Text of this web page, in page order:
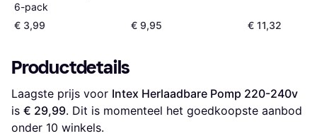
6-pack
€ 3,99
€ 9,95 € 11,32
Productdetails
Laagste prijs voor Intex Herlaadbare Pomp 220-240v
is € 29,99. Dit is momenteel het goedkoopste aanbod
onder 10 winkels.